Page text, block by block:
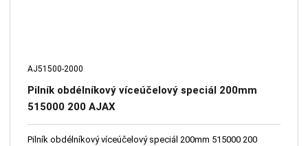
AJ51500-2000
Pilník obdélníkový víceúčelový speciál 200mm
515000 200 AJAX
Pilník obdélníkový víceúčelový speciál 200mm 515000 200